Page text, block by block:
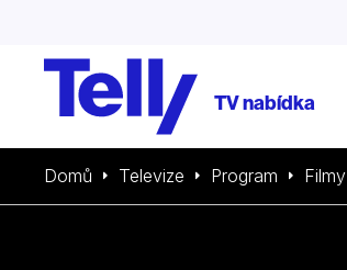
TV nabídka
Domů Televize Program Filmy